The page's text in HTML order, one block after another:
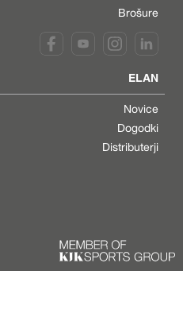
Brošure
ELAN
Novice
Dogodki
Distributerji